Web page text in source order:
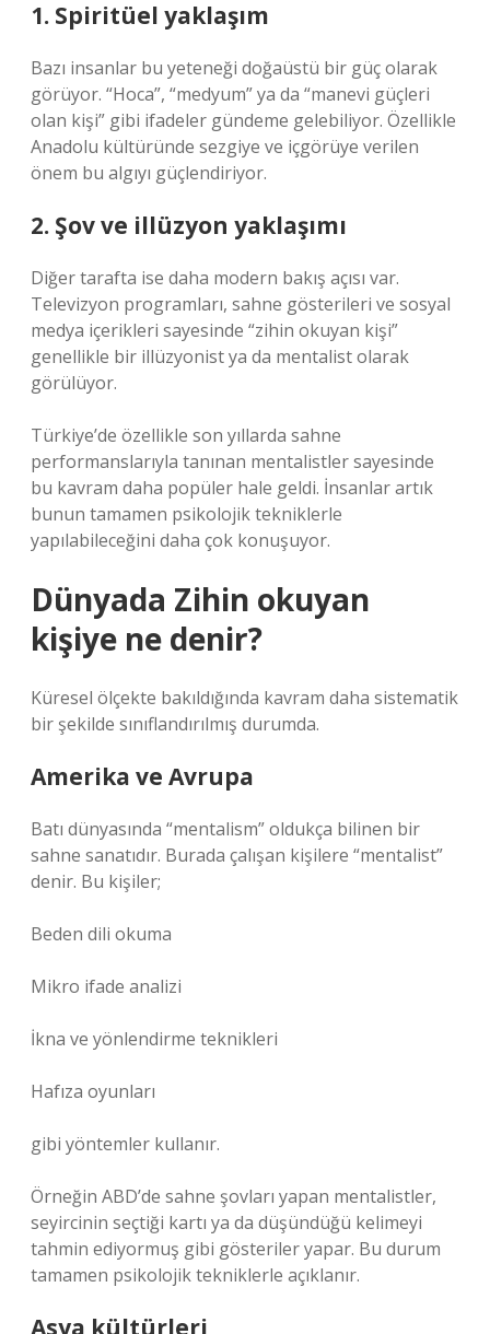
1. Spiritüel yaklaşım
Bazı insanlar bu yeteneği doğaüstü bir güç olarak
görüyor. “Hoca”, “medyum” ya da “manevi güçleri
olan kişi” gibi ifadeler gündeme gelebiliyor. Özellikle
Anadolu kültüründe sezgiye ve içgörüye verilen
önem bu algıyı güçlendiriyor.
2. Şov ve illüzyon yaklaşımı
Diğer tarafta ise daha modern bakış açısı var.
Televizyon programları, sahne gösterileri ve sosyal
medya içerikleri sayesinde “zihin okuyan kişi”
genellikle bir illüzyonist ya da mentalist olarak
görülüyor.
Türkiye’de özellikle son yıllarda sahne
performanslarıyla tanınan mentalistler sayesinde
bu kavram daha popüler hale geldi. İnsanlar artık
bunun tamamen psikolojik tekniklerle
yapılabileceğini daha çok konuşuyor.
Dünyada Zihin okuyan
kişiye ne denir?
Küresel ölçekte bakıldığında kavram daha sistematik
bir şekilde sınıflandırılmış durumda.
Amerika ve Avrupa
Batı dünyasında “mentalism” oldukça bilinen bir
sahne sanatıdır. Burada çalışan kişilere “mentalist”
denir. Bu kişiler;
Beden dili okuma
Mikro ifade analizi
İkna ve yönlendirme teknikleri
Hafıza oyunları
gibi yöntemler kullanır.
Örneğin ABD’de sahne şovları yapan mentalistler,
seyircinin seçtiği kartı ya da düşündüğü kelimeyi
tahmin ediyormuş gibi gösteriler yapar. Bu durum
tamamen psikolojik tekniklerle açıklanır.
Asya kültürleri